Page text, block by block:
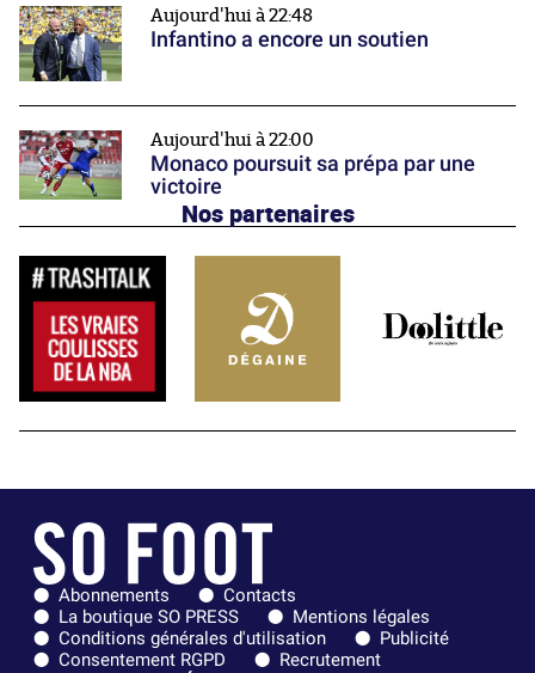
Aujourd'hui à 22:48
Infantino a encore un soutien
Aujourd'hui à 22:00
Monaco poursuit sa prépa par une
victoire
Nos partenaires
Abonnements
Contacts
La boutique SO PRESS
Mentions légales
Conditions générales d'utilisation
Publicité
Consentement RGPD
Recrutement